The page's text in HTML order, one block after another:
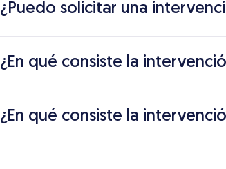
¿Puedo solicitar una
¿En qué consiste la
¿En qué consiste la